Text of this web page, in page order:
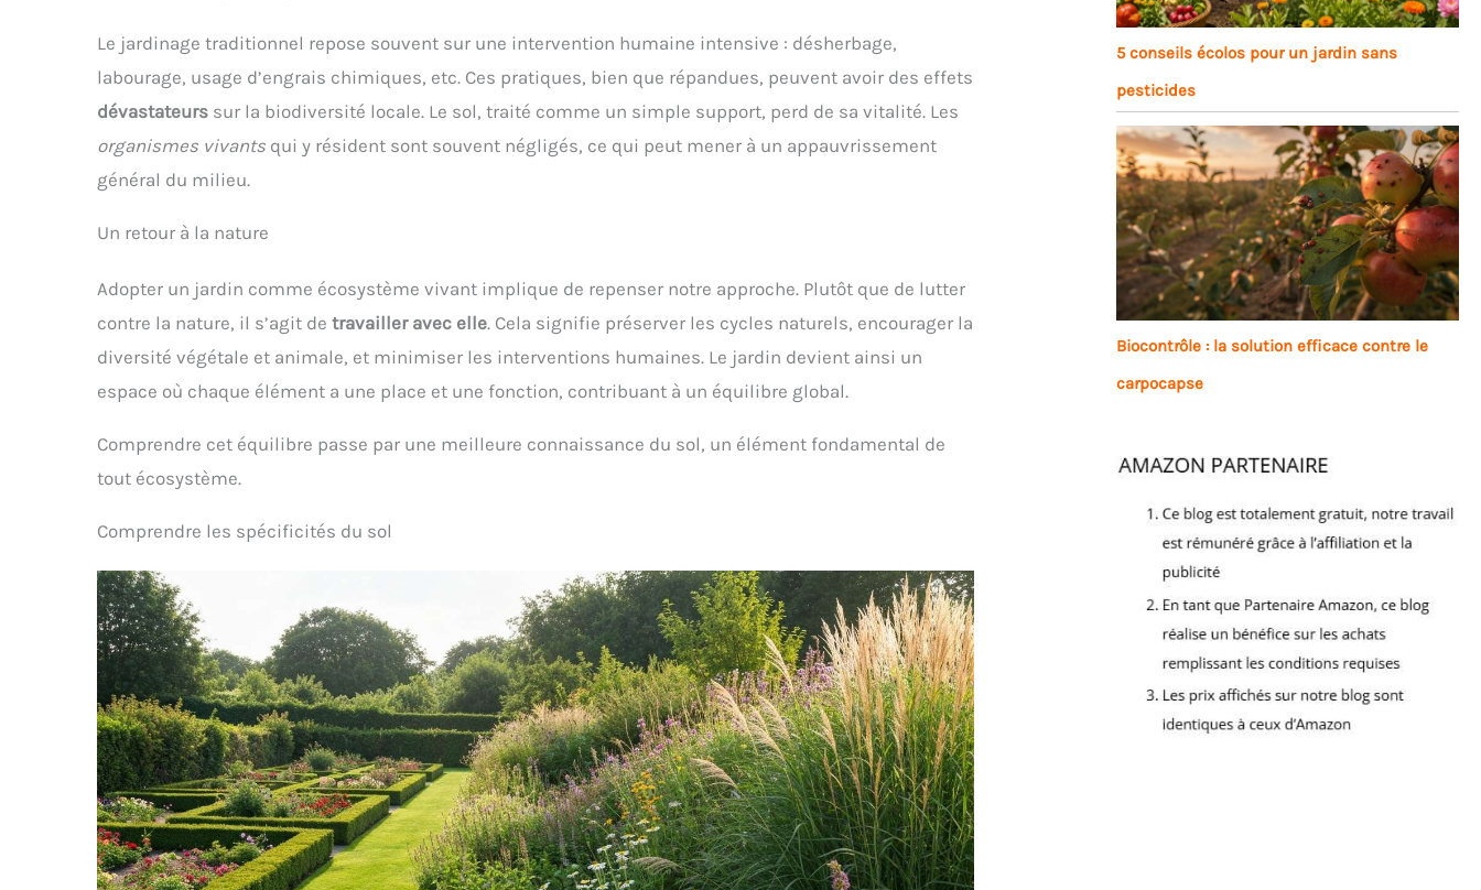
Le jardinage traditionnel repose souvent sur une intervention humaine intensive : désherbage,
labourage, usage d’engrais chimiques, etc. Ces pratiques, bien que répandues, peuvent avoir des effets
dévastateurs sur la biodiversité locale. Le sol, traité comme un simple support, perd de sa vitalité. Les
organismes vivants qui y résident sont souvent négligés, ce qui peut mener à un appauvrissement
général du milieu.
Un retour à la nature
Adopter un jardin comme écosystème vivant implique de repenser notre approche. Plutôt que de lutter
contre la nature, il s’agit de travailler avec elle. Cela signifie préserver les cycles naturels, encourager la
diversité végétale et animale, et minimiser les interventions humaines. Le jardin devient ainsi un
espace où chaque élément a une place et une fonction, contribuant à un équilibre global.
Comprendre cet équilibre passe par une meilleure connaissance du sol, un élément fondamental de
tout écosystème.
Comprendre les spécificités du sol
5 conseils écolos pour un jardin sans
pesticides
Biocontrôle : la solution efficace contre le
carpocapse